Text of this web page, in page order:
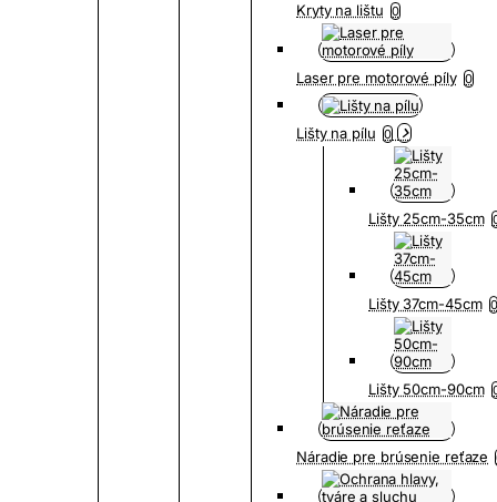
Kryty na lištu 0
Laser pre motorové píly 0
Lišty na pílu 0
Lišty 25cm-35cm
Lišty 37cm-45cm 0
Lišty 50cm-90cm
Náradie pre brúsenie reťaze